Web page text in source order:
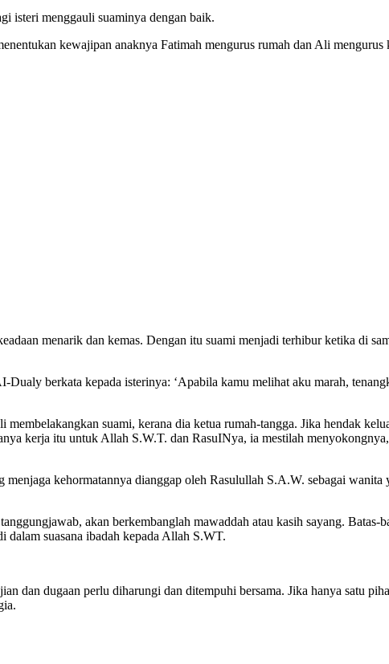
isteri menggauli suaminya dengan baik.
kewajipan anaknya Fatimah mengurus rumah dan Ali mengurus
menarik dan kemas. Dengan itu suami menjadi terhibur ketika di
berkata kepada isterinya: ‘Apabila kamu melihat aku marah,
suami, kerana dia ketua rumah-tangga. Jika hendak
kerja itu untuk Allah S.W.T. dan RasuINya, ia mestilah
kehormatannya dianggap oleh Rasulullah S.A.W. sebagai
akan berkembanglah mawaddah atau kasih sayang. Batas-
dalam suasana ibadah kepada Allah S.WT.
dan dugaan perlu diharungi dan ditempuhi bersama. Jika hanya satu